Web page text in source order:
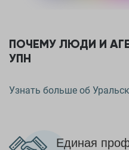
ПОЧЕМУ ЛЮДИ И
УПН
Узнать больше об
Единая